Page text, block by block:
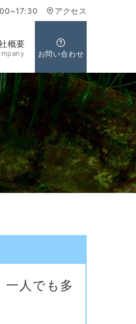
アクセス
概要
お問い合わせ
一人でも多